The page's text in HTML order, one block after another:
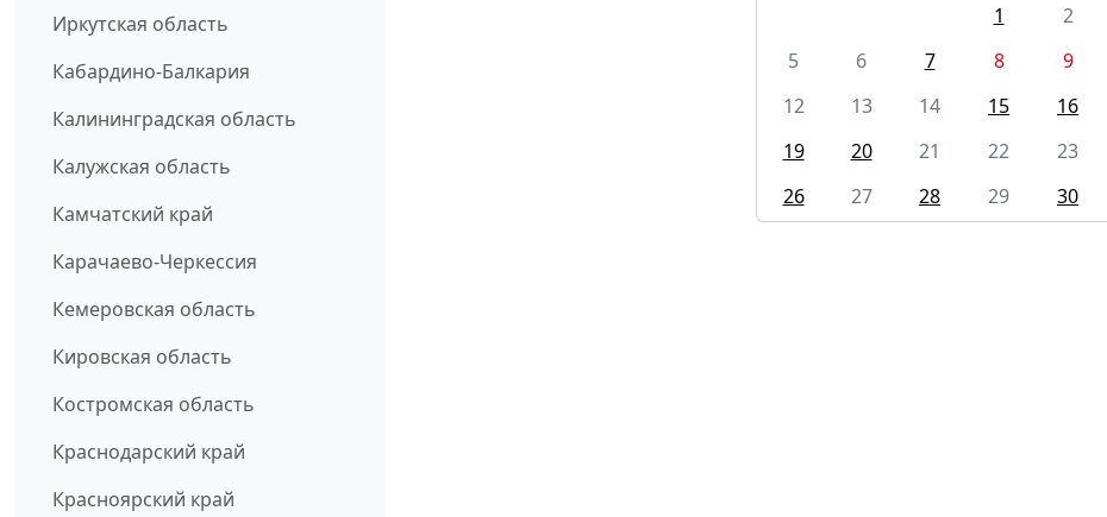
Иркутская область
Кабардино-Балкария
Калининградская область
Калужская область
Камчатский край
Карачаево-Черкессия
Кемеровская область
Кировская область
Костромская область
Краснодарский край
Красноярский край
1
2
5
6 7 8 9
12
13 14 15 16
19
20 21 22 23
26
27 28 29 30